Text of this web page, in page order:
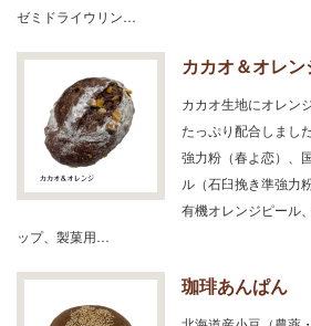
ゼミドライウリン…
カカオ＆オレン
カカオ生地にオレン
たっぷり配合しまし
強力粉（春よ恋）、
ル（石臼挽き準強力
有機オレンジピール
ップ、製菓用…
珈琲あんぱん